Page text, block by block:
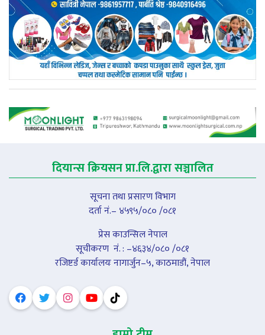
दियान्स क्रियसन प्रा.लि.द्वारा सञ्चालित
सूचना तथा प्रसारण विभाग
दर्ता नं.– ४५९५/०८० /०८१
प्रेस काउन्सिल नेपाल
सूचीकरण नंं. : –४६३४/०८० /०८१
रजिष्टर्ड कार्यालयः नागार्जुन–५, काठमाडौं, नेपाल